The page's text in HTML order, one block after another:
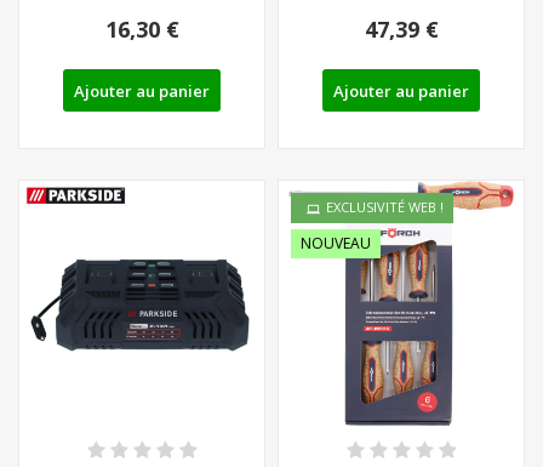
16,30 €
Ajouter au panier
47,39 €
Ajouter au panier
EXCLUSIVITÉ WEB !
NOUVEAU